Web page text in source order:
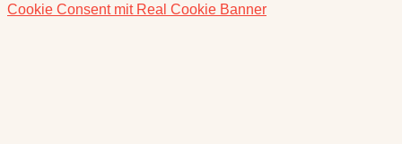
Cookie Consent mit Real Cookie Banner